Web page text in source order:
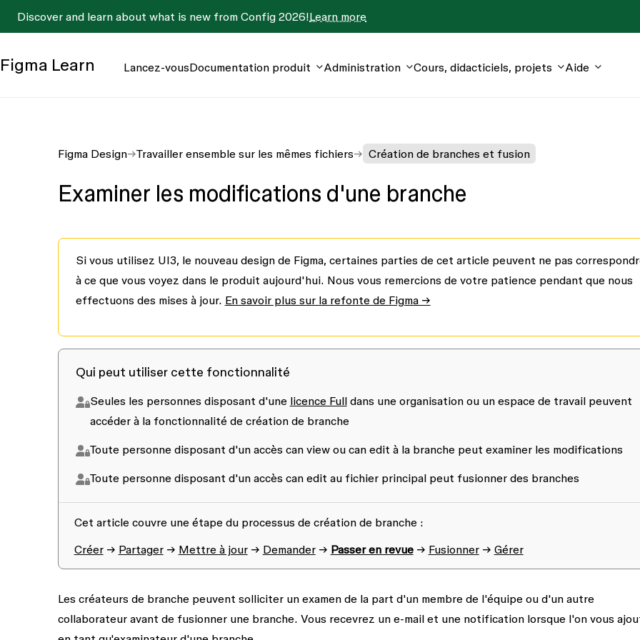
Discover and learn about what is new from Config 2026!Learn more
Figma Learn Lancez-vousDocumentation produit Administration Cours, didacticiels, projets Aide
Figma Design Travailler ensemble sur les mêmes fichiers Création de branches et fusion
Examiner les modifications d'une branche
Si vous utilisez UI3, le nouveau design de Figma, certaines parties de cet article peuvent ne pas
à ce que vous voyez dans le produit aujourd'hui. Nous vous remercions de votre patience pendant que nous
effectuons des mises à jour. En savoir plus sur la refonte de Figma →
Qui peut utiliser cette fonctionnalité
Seules les personnes disposant d'une licence Fulldans une organisation ou un espace de travail peuvent
accéder à la fonctionnalité de création de branche
Toute personne disposant d'un accès can viewou can edit à la branche peut examiner les modifications
Toute personne disposant d'un accès can edit au fichier principal peut fusionner des branches
Cet article couvre une étape du processus de création de branche :
Créer→ Partager→ Mettre à jour→ Demander→ Passer en revue→ Fusionner→ Gérer
Les créateurs de branche peuvent solliciter un examen de la part d'un membre de l'équipe ou d'un autre
collaborateur avant de fusionner une branche. Vous recevrez un e-mail et une notification lorsque l'on vous